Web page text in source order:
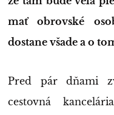
mať obrovské
dostane všade a o
Pred pár dňami
cestovná